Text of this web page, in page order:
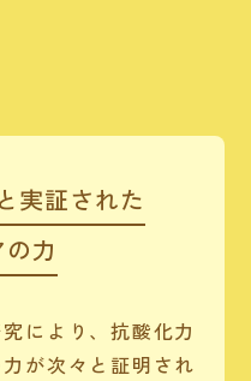
実証された
力
により、抗酸化力
が次々と証明され